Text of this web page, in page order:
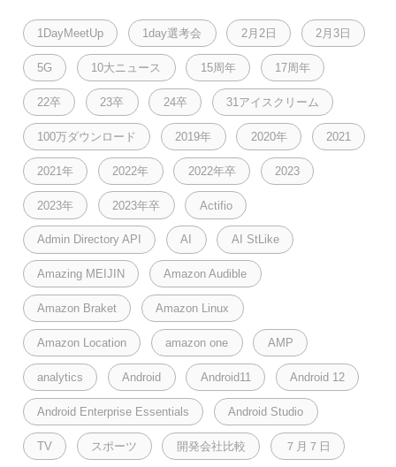
1DayMeetUp 1day選考会 2月2日 2月3日
5G 10大ニュース 15周年 17周年
22卒 23卒 24卒 31アイスクリーム
100万ダウンロード 2019年 2020年 2021
2021年 2022年 2022年卒 2023
2023年 2023年卒 Actifio
Admin Directory API AI AI StLike
Amazing MEIJIN Amazon Audible
Amazon Braket Amazon Linux
Amazon Location amazon one AMP
analytics Android Android11 Android 12
Android Enterprise Essentials Android Studio
TV スポーツ 開発会社比較 ７月７日